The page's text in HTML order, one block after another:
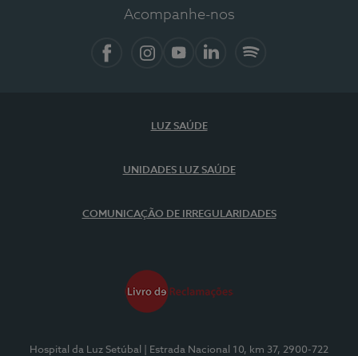
Acompanhe-nos
LUZ SAÚDE
UNIDADES LUZ SAÚDE
COMUNICAÇÃO DE IRREGULARIDADES
Hospital da Luz Setúbal
| Estrada Nacional 10, km 37, 2900-722